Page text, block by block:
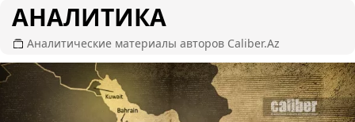
АНАЛИТИКА
Аналитические материалы авторов Caliber.Az